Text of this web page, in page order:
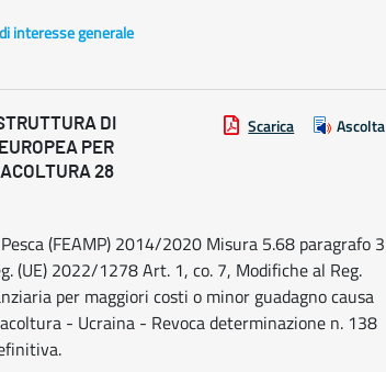
interesse generale
DI
PER
28
Scarica Ascolta
(FEAMP) 2014/2020 Misura 5.68 paragrafo 3
(UE) 2022/1278 Art. 1, co. 7, Modifiche al Reg.
per maggiori costi o minor guadagno causa
- Ucraina - Revoca determinazione n. 138